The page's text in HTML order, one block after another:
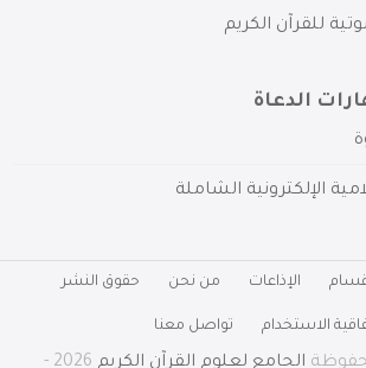
للقرآن الكريم
الدعاة
الإلكترونية الشاملة
الإذاعات من نحن حقوق النشر
الاستخدام تواصل معنا
الجامع لعلوم القرآن الكريم 2026 -